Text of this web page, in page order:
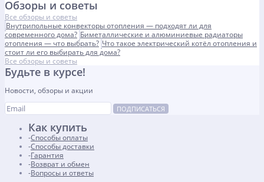
Обзоры и советы
Все обзоры и советы
Внутрипольные конвекторы отопления — подходят ли для
современного дома? Биметаллические и алюминиевые радиаторы
отопления — что выбрать? Что такое электрический котёл отопления и
стоит ли его выбирать для дома?
Все обзоры и советы
Будьте в курсе!
Новости, обзоры и акции
ПОДПИСАТЬСЯ
Как купить
Способы оплаты
Способы доставки
Гарантия
Возврат и обмен
Вопросы и ответы